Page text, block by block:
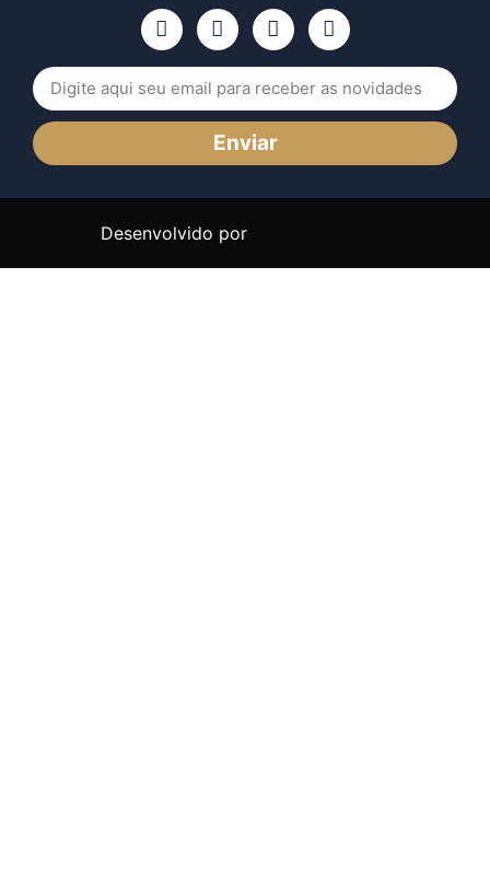
Enviar
Desenvolvido por